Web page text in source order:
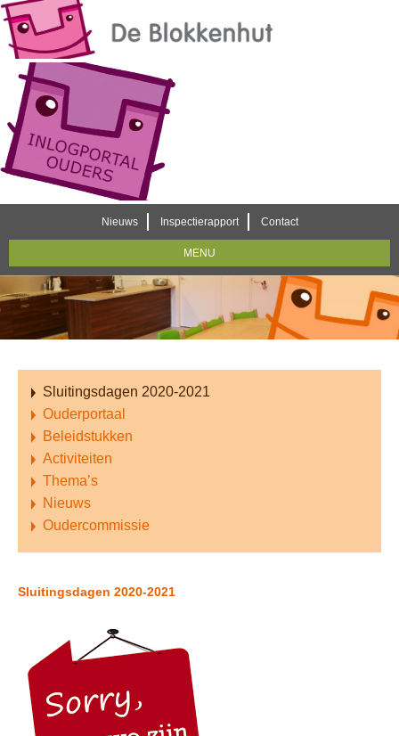
Nieuws Inspectierapport Contact
MENU
Sluitingsdagen 2020-2021
Ouderportaal
Beleidstukken
Activiteiten
Thema’s
Nieuws
Oudercommissie
Sluitingsdagen 2020-2021